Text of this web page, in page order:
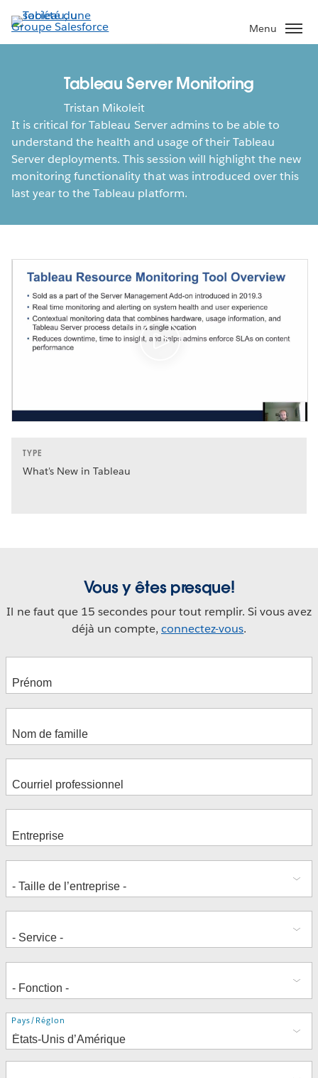
Aller
au
contenu
Menu
Tableau Server Monitoring
Tristan Mikoleit
It is critical for Tableau Server admins to be able to
understand the health and usage of their Tableau
Server deployments. This session will highlight the new
monitoring functionality that was introduced over this
last year to the Tableau platform.
TYPE
What's New in Tableau
Vous y êtes presque!
Il ne faut que 15 secondes pour tout remplir. Si vous avez
déjà un compte, connectez-vous.
Adresse
Pays/Région